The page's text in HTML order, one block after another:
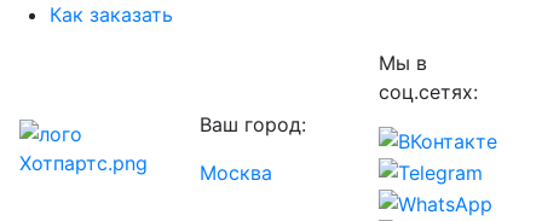
Как заказать
Ваш город:
Москва
Мы в
соц.сетях: